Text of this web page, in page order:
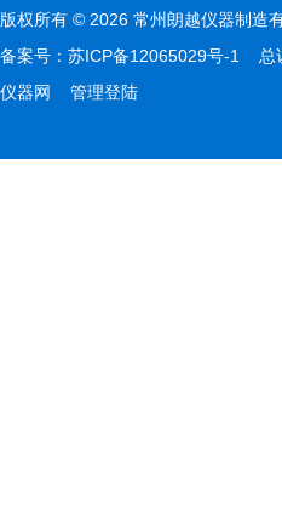
版权所有 © 2026 常州朗越仪器制造
备案号： 苏ICP备12065029号-1 总
仪器网
管理登陆